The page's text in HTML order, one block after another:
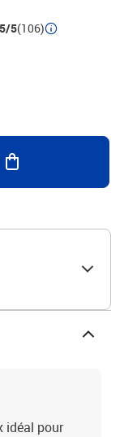
conçu pour
et il peut
Vous pouvez le
un repose-
configurations de
durée de vie des
: taupeMatériau
(100 %
25 cm (l x P x
x l x é)Pour une
est requisLa
5(106)
idéal pour